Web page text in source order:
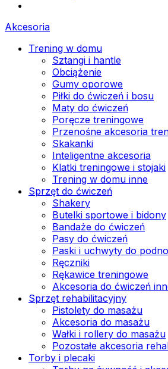
Akcesoria
Trening w domu
Sztangi i hantle
Obciążenie
Gumy oporowe
Piłki do ćwiczeń i bosu
Maty do ćwiczeń
Poręcze treningowe
Przenośne akcesoria
Skakanki
Inteligentne akcesoria
Klatki treningowe i stojaki
Trening w domu inne
Sprzęt do ćwiczeń
Shakery
Butelki sportowe i bidony
Bandaże do ćwiczeń
Pasy do ćwiczeń
Paski i uchwyty do
Ręczniki
Rękawice treningowe
Akcesoria do ćwiczeń
Sprzęt rehabilitacyjny
Pistolety do masażu
Akcesoria do masażu
Wałki i rollery do masażu
Pozostałe akcesoria
Torby i plecaki